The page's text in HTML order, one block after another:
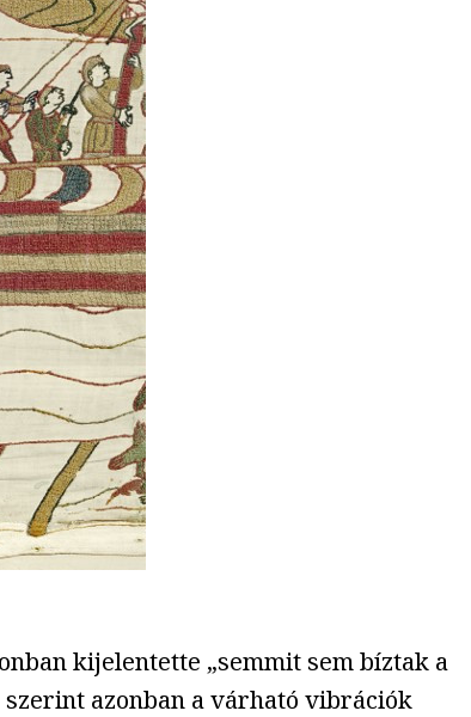
kijelentette „semmit sem bíztak a
azonban a várható vibrációk